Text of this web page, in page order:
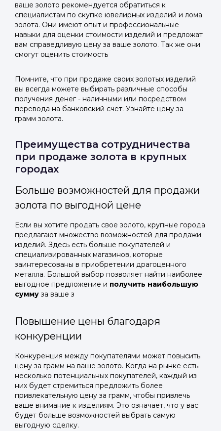
ваше золото рекомендуется обратиться к
специалистам по скупке ювелирных изделий и лома
золота. Они имеют опыт и профессиональные
навыки для оценки стоимости изделий и предложат
вам справедливую цену за ваше золото. Так же они
смогут оценить стоимость
Помните, что при продаже своих золотых изделий
вы всегда можете выбирать различные способы
получения денег - наличными или посредством
перевода на банковский счет. Узнайте цену за
грамм золота.
Преимущества сотрудничества
при продаже золота в крупных
городах
Больше возможностей для продажи
золота по выгодной цене
Если вы хотите продать свое золото, крупные города
предлагают множество возможностей для продажи
изделий. Здесь есть больше покупателей и
специализированных магазинов, которые
заинтересованы в приобретении драгоценного
металла. Большой выбор позволяет найти наиболее
выгодное предложение и получить наибольшую
сумму за ваше з
Повышение цены благодаря
конкуренции
Конкуренция между покупателями может повысить
цену за грамм на ваше золото. Когда на рынке есть
несколько потенциальных покупателей, каждый из
них будет стремиться предложить более
привлекательную цену за грамм, чтобы привлечь
ваше внимание к изделиям. Это означает, что у вас
будет больше возможностей выбрать самую
выгодную сделку.